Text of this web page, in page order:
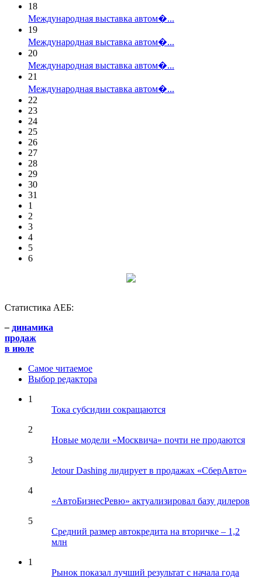
18
Международная выставка автом�...
19
Международная выставка автом�...
20
Международная выставка автом�...
21
Международная выставка автом�...
22
23
24
25
26
27
28
29
30
31
1
2
3
4
5
6
Статистика АЕБ:
– динамика
продаж
в июле
Самое читаемое
Выбор редактора
1
Тока субсидии сокращаются
2
Новые модели «Москвича» почти не продаются
3
Jetour Dashing лидирует в продажах «СберАвто»
4
«АвтоБизнесРевю» актуализировал базу дилеров
5
Средний размер автокредита на вторичке – 1,2
млн
1
Рынок показал лучший результат с начала года